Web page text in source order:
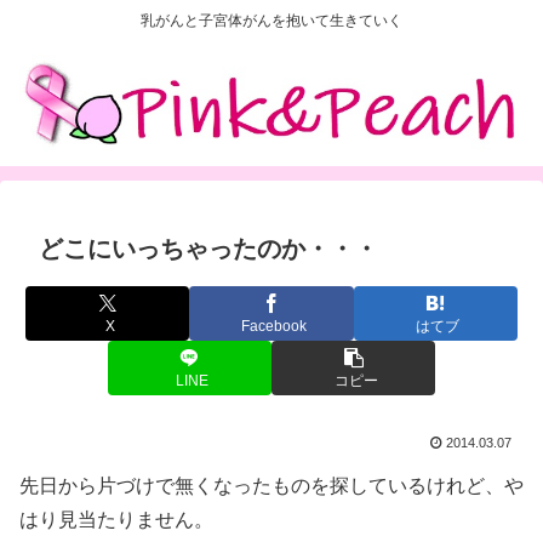
乳がんと子宮体がんを抱いて生きていく
どこにいっちゃったのか・・・
X Facebook はてブ
LINE コピー
2014.03.07
先日から片づけで無くなったものを探しているけれど、や
はり見当たりません。